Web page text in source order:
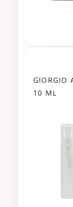
GIORGIO
10 ML